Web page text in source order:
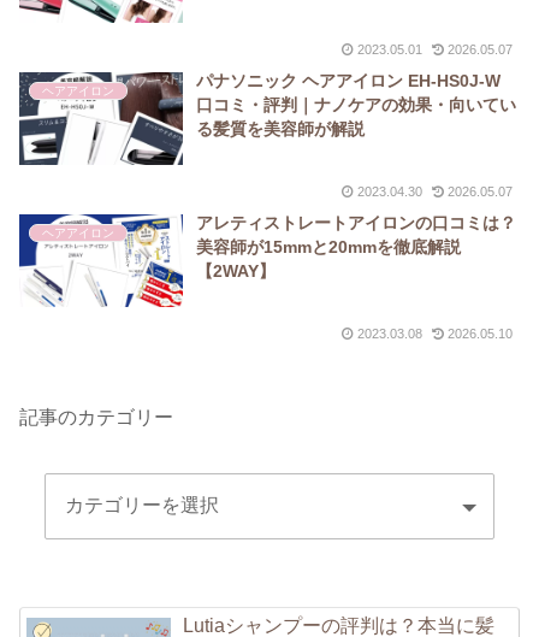
2023.05.01 2026.05.07
ヘアアイロン
パナソニック ヘアアイロン EH-HS0J-W
口コミ・評判｜ナノケアの効果・向いてい
る髪質を美容師が解説
2023.04.30 2026.05.07
ヘアアイロン
アレティストレートアイロンの口コミは？
美容師が15mmと20mmを徹底解説
【2WAY】
2023.03.08 2026.05.10
記事のカテゴリー
Lutiaシャンプーの評判は？本当に髪